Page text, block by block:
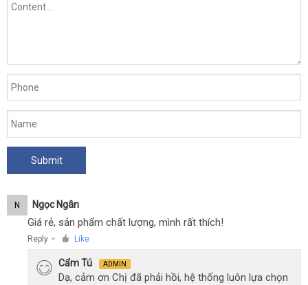
N Ngọc Ngân
Giá rẻ, sản phẩm chất lượng, mình rất thích!
Reply ● Like
Cẩm Tú ADMIN
Dạ, cảm ơn Chị đã phải hồi, hệ thống luôn lựa chọn